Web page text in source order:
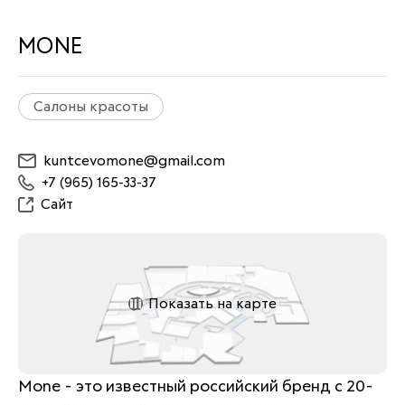
MONE
Салоны красоты
kuntcevomone@gmail.com
+7 (965) 165-33-37
Сайт
Показать на карте
Mone - это известный российский бренд с 20-